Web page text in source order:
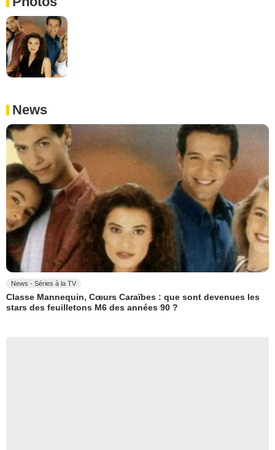
News
News - Séries à la TV
Classe Mannequin, Cœurs Caraïbes : que sont devenues les
stars des feuilletons M6 des années 90 ?